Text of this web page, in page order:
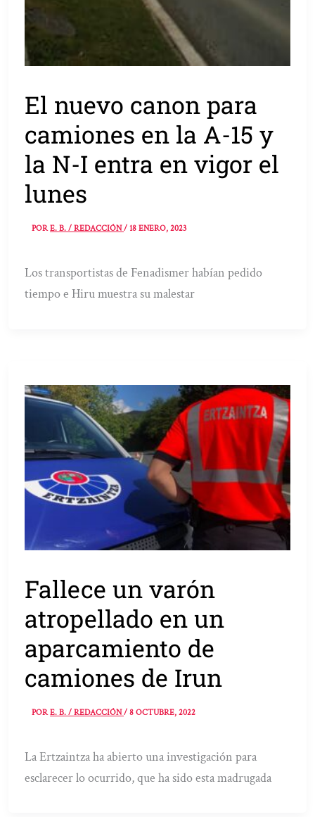
El nuevo canon para
camiones en la A-15 y
la N-I entra en vigor el
lunes
PORE. B. / REDACCIÓN/18 ENERO, 2023
Los transportistas de Fenadismer habían pedido
tiempo e Hiru muestra su malestar
Fallece un varón
atropellado en un
aparcamiento de
camiones de Irun
PORE. B. / REDACCIÓN/8 OCTUBRE, 2022
La Ertzaintza ha abierto una investigación para
esclarecer lo ocurrido, que ha sido esta madrugada